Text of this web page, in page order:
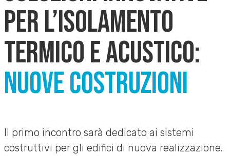
PER L’ISOLAMENTO
TERMICO E ACUSTICO:
NUOVE COSTRUZIONI
Il primo incontro sarà dedicato ai sistemi
costruttivi per gli edifici di nuova realizzazione.